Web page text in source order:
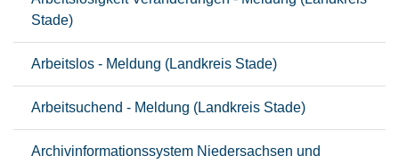
Stade)
Arbeitslos - Meldung (Landkreis Stade)
Arbeitsuchend - Meldung (Landkreis Stade)
Archivinformationssystem Niedersachsen und